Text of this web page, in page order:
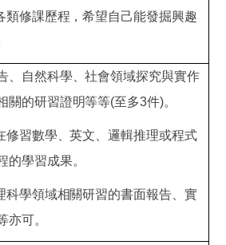
類修課歷程，希望自己能發掘興趣
、自然科學、社會領域探究與實作
關的研習證明等等(至多3件)。
修習數學、英文、邏輯推理或程式
的學習成果。
科學領域相關研習的書面報告、實
亦可。